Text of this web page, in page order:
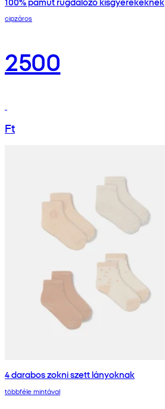
cipzáros
2500
Ft
4 darabos zokni szett lányoknak
többféle mintával